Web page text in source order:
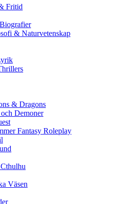
Fritid
& Naturvetenskap
& Dragons
Demoner
Fantasy Roleplay
Väsen